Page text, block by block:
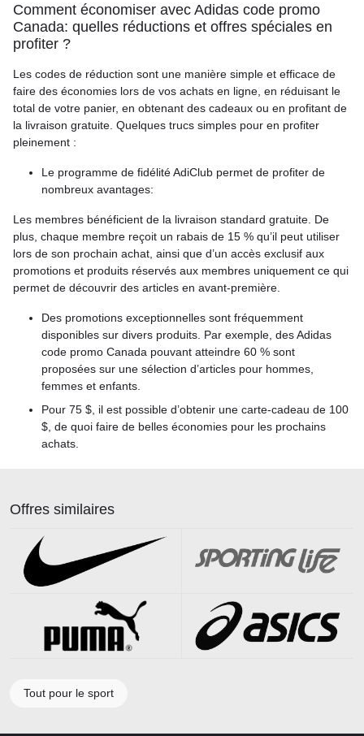
Comment économiser avec Adidas code promo
Canada: quelles réductions et offres spéciales en
profiter ?
Les codes de réduction sont une manière simple et efficace de
faire des économies lors de vos achats en ligne, en réduisant le
total de votre panier, en obtenant des cadeaux ou en profitant de
la livraison gratuite. Quelques trucs simples pour en profiter
pleinement :
Le programme de fidélité AdiClub permet de profiter de
nombreux avantages:
Les membres bénéficient de la livraison standard gratuite. De
plus, chaque membre reçoit un rabais de 15 % qu’il peut utiliser
lors de son prochain achat, ainsi que d’un accès exclusif aux
promotions et produits réservés aux membres uniquement ce qui
permet de découvrir des articles en avant-première.
Des promotions exceptionnelles sont fréquemment
disponibles sur divers produits. Par exemple, des Adidas
code promo Canada pouvant atteindre 60 % sont
proposées sur une sélection d’articles pour hommes,
femmes et enfants.
Pour 75 $, il est possible d’obtenir une carte-cadeau de 100
$, de quoi faire de belles économies pour les prochains
achats.
Offres similaires
Tout pour le sport